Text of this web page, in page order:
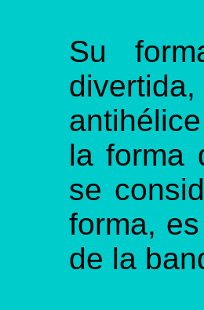
Su
la forma
se
forma,
de la